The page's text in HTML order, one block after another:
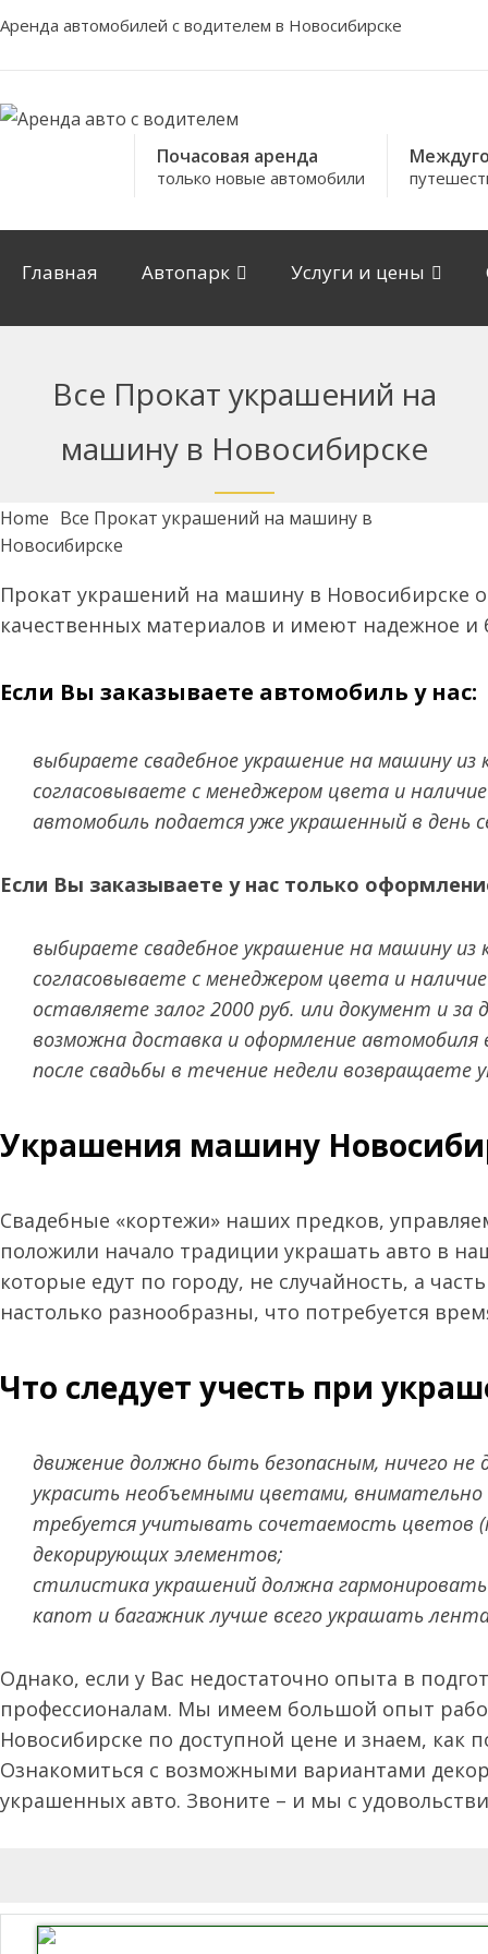
Аренда автомобилей с водителем в Новосибирске
Почасовая аренда
только новые автомобили
Главная Автопарк Услуги и цены
Все Прокат украшений на
машину в Новосибирске
Home Все Прокат украшений на машину в
Новосибирске
Прокат украшений на машину в Новосибирске
качественных материалов и имеют надежное и
Если Вы заказываете автомобиль у нас:
выбираете свадебное украшение на машину из
согласовываете с менеджером цвета и
автомобиль подается уже украшенный в день
Если Вы заказываете у нас только
выбираете свадебное украшение на машину из
согласовываете с менеджером цвета и
оставляете залог 2000 руб. или документ и за
возможна доставка и оформление
после свадьбы в течение недели возвращаете
Украшения машину
Свадебные «кортежи» наших предков,
положили начало традиции украшать авто в
которые едут по городу, не случайность, а
настолько разнообразны, что потребуется
Что следует учесть при
движение должно быть безопасным, ничего
украсить необъемными цветами,
требуется учитывать сочетаемость цветов
декорирующих элементов;
стилистика украшений должна
капот и багажник лучше всего украшать
Однако, если у Вас недостаточно опыта в
профессионалам. Мы имеем большой опыт
Новосибирске по доступной цене и знаем, как
Ознакомиться с возможными вариантами
украшенных авто. Звоните – и мы с